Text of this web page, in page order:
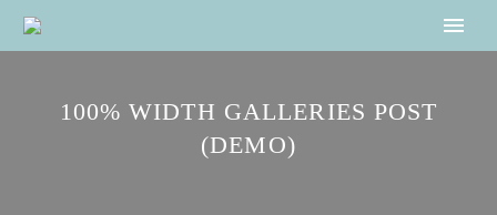
100% WIDTH GALLERIES POST
(DEMO)